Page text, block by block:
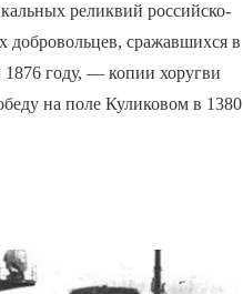
реликвий российско-
добровольцев, сражавшихся в
1876 году, — копии хоругви
на поле Куликовом в 1380